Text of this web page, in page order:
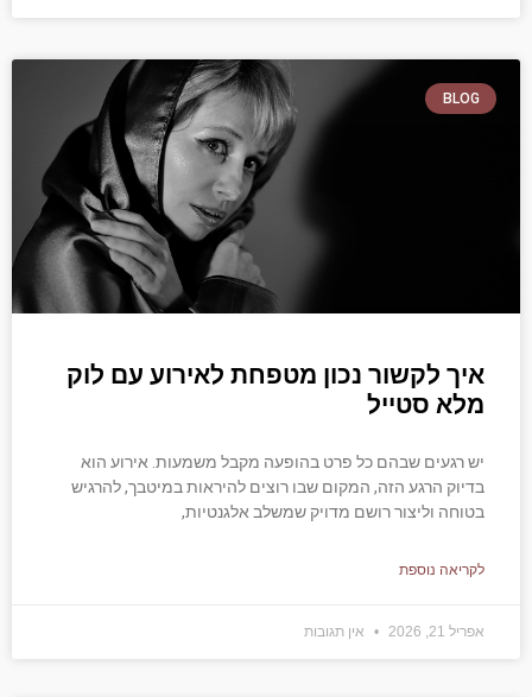
BLOG
איך לקשור נכון מטפחת לאירוע עם לוק
מלא סטייל
יש רגעים שבהם כל פרט בהופעה מקבל משמעות. אירוע הוא
בדיוק הרגע הזה, המקום שבו רוצים להיראות במיטבך, להרגיש
בטוחה וליצור רושם מדויק שמשלב אלגנטיות,
לקריאה נוספת
אפריל 21, 2026 אין תגובות